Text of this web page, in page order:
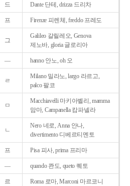
드 Dante 단테, drizza 드리차
프 Firenze 피렌체, freddo 프레도
그
Galileo 갈릴레오, Genova
제노바, gloria 글로리아
― hanno 안노, oh 오
ㄹ
Milano 밀라노, largo 라르고,
palco 팔코
ㅁ
Macchiavelli 마키아벨리, mamma
맘마, Campanella 캄파넬라
ㄴ
Nero 네로, Anna 안나,
divertimento 디베르티멘토
프 Pisa 피사, prima 프리마
― quando 콴도, queto 퀘토
르 Roma 로마, Marconi 마르코니